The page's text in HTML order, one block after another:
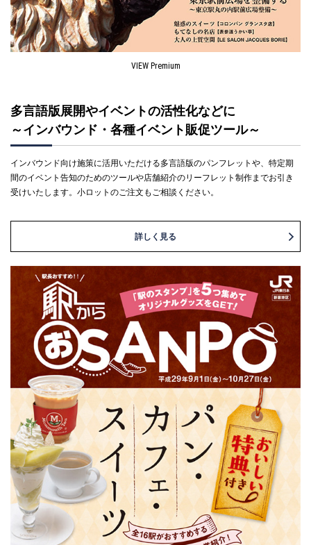
VIEW Premium
多言語版展開やイベントの活性化などに
～インバウンド・各種イベント販促ツール～
インバウンド向け施策に活用いただける多言語版のパンフレットや、特定期
間のイベント告知のためのツールや店舗紹介のリーフレット制作までお引き
受けいたします。小ロットのご注文もご相談ください。
詳しく見る